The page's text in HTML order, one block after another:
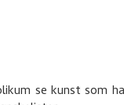
se kunst som